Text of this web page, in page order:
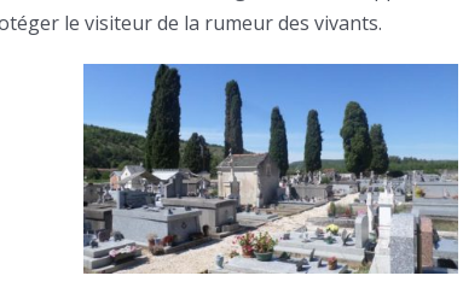
le visiteur de la rumeur des vivants.